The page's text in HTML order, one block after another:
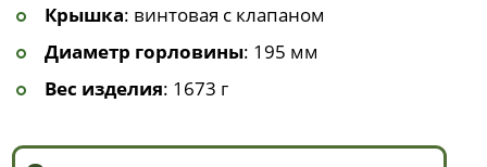
Крышка: винтовая с клапаном
Диаметр горловины: 195 мм
Вес изделия: 1673 г